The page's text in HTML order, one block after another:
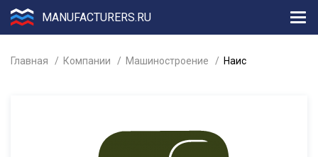
MANUFACTURERS.RU
Главная Компании Машиностроение Наис